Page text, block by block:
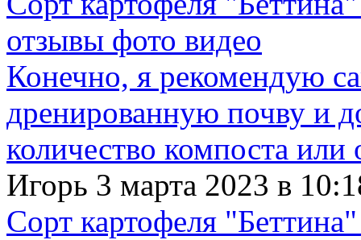
отзывы фото видео
Конечно, я рекомендую
дренированную почву и
количество компоста
Игорь 3 марта 2023 в
Сорт картофеля